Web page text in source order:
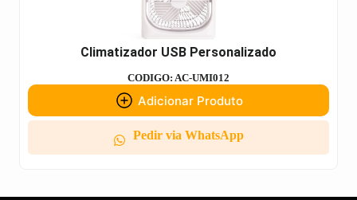
Climatizador USB Personalizado
CODIGO: AC-UMI012
Adicionar Produto
Pedir via WhatsApp